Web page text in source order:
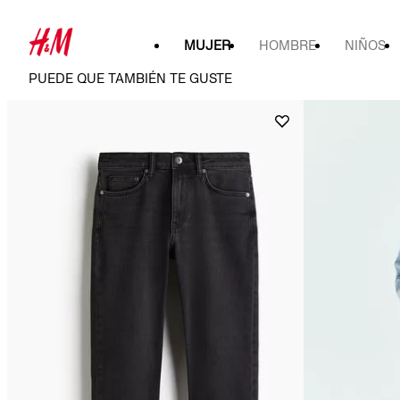
MUJER HOMBRE NIÑOS
PUEDE QUE TAMBIÉN TE GUSTE